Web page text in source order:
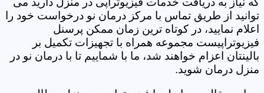
توانید از طریق تماس با مرکز درمان نو درخواست خود را
اعلام نمایید، در کوتاه ترین زمان ممکن پرسنل
فیزیوتراپیست مجموعه همراه با تجهیزات تکمیل بر
بالینتان اعزام خواهند شد، ما با شماییم تا با درمان نو در
منزل درمان شوید.